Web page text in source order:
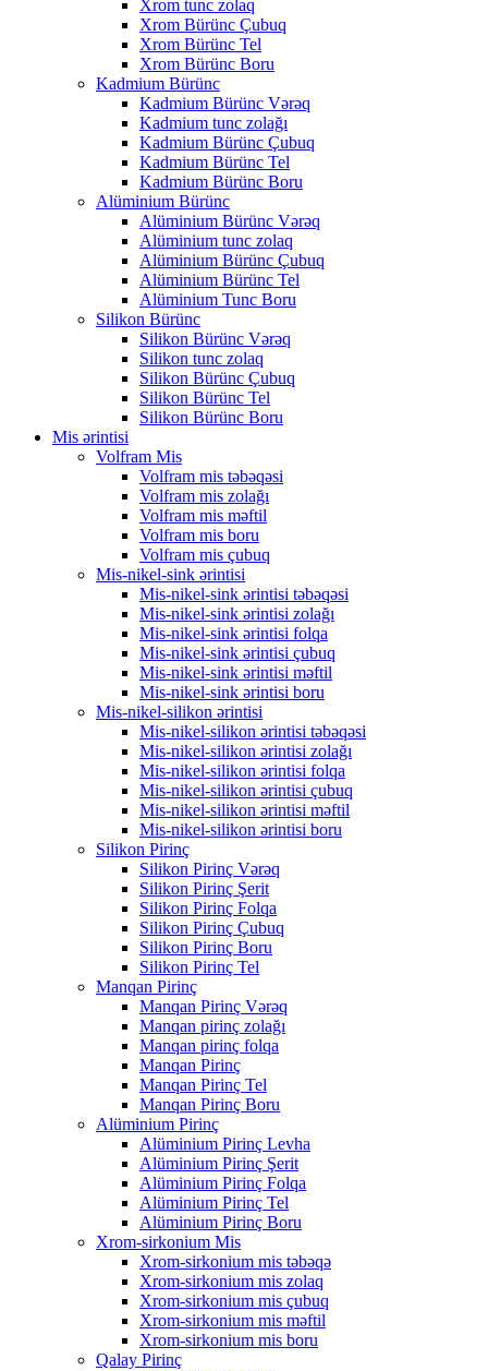
Xrom tunc zolaq
Xrom Bürünc Çubuq
Xrom Bürünc Tel
Xrom Bürünc Boru
Kadmium Bürünc
Kadmium Bürünc Vərəq
Kadmium tunc zolağı
Kadmium Bürünc Çubuq
Kadmium Bürünc Tel
Kadmium Bürünc Boru
Alüminium Bürünc
Alüminium Bürünc Vərəq
Alüminium tunc zolaq
Alüminium Bürünc Çubuq
Alüminium Bürünc Tel
Alüminium Tunc Boru
Silikon Bürünc
Silikon Bürünc Vərəq
Silikon tunc zolaq
Silikon Bürünc Çubuq
Silikon Bürünc Tel
Silikon Bürünc Boru
Mis ərintisi
Volfram Mis
Volfram mis təbəqəsi
Volfram mis zolağı
Volfram mis məftil
Volfram mis boru
Volfram mis çubuq
Mis-nikel-sink ərintisi
Mis-nikel-sink ərintisi təbəqəsi
Mis-nikel-sink ərintisi zolağı
Mis-nikel-sink ərintisi folqa
Mis-nikel-sink ərintisi çubuq
Mis-nikel-sink ərintisi məftil
Mis-nikel-sink ərintisi boru
Mis-nikel-silikon ərintisi
Mis-nikel-silikon ərintisi təbəqəsi
Mis-nikel-silikon ərintisi zolağı
Mis-nikel-silikon ərintisi folqa
Mis-nikel-silikon ərintisi çubuq
Mis-nikel-silikon ərintisi məftil
Mis-nikel-silikon ərintisi boru
Silikon Pirinç
Silikon Pirinç Vərəq
Silikon Pirinç Şerit
Silikon Pirinç Folqa
Silikon Pirinç Çubuq
Silikon Pirinç Boru
Silikon Pirinç Tel
Manqan Pirinç
Manqan Pirinç Vərəq
Manqan pirinç zolağı
Manqan pirinç folqa
Manqan Pirinç
Manqan Pirinç Tel
Manqan Pirinç Boru
Alüminium Pirinç
Alüminium Pirinç Levha
Alüminium Pirinç Şerit
Alüminium Pirinç Folqa
Alüminium Pirinç Tel
Alüminium Pirinç Boru
Xrom-sirkonium Mis
Xrom-sirkonium mis təbəqə
Xrom-sirkonium mis zolaq
Xrom-sirkonium mis çubuq
Xrom-sirkonium mis məftil
Xrom-sirkonium mis boru
Qalay Pirinç